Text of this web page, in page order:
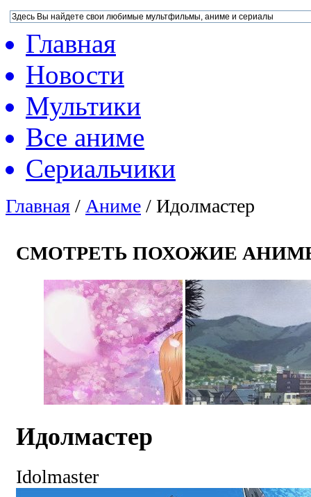
Главная
Новости
Мультики
Все аниме
Сериальчики
Главная / Аниме / Идолмастер
СМОТРЕТЬ ПОХОЖИЕ
Идолмастер
Idolmaster